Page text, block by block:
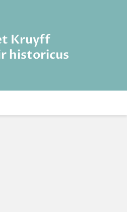
Kruyff
historicus